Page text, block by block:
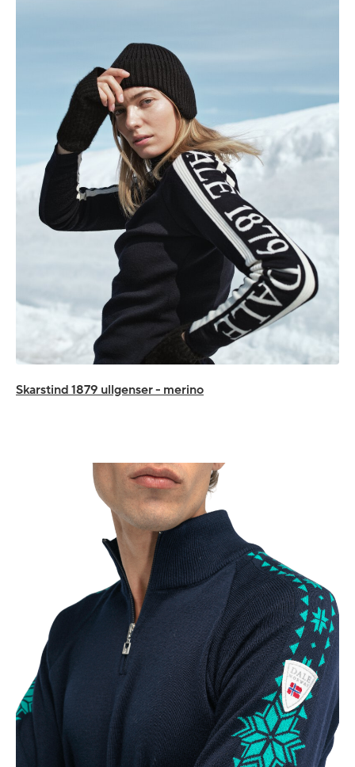
Skarstind 1879 ullgenser - merino